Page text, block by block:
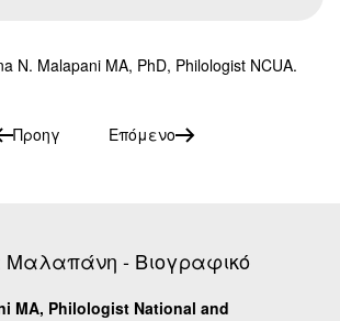
N. Malapani MA, PhD, Philologist NCUA.
Προηγ Επόμενο
Μαλαπάνη - Βιογραφικό
MA, Philologist National and